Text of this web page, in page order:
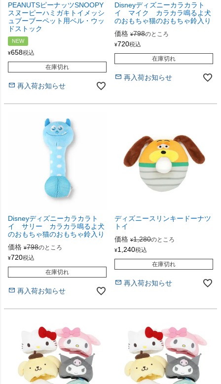
PEANUTSピーナッツSNOOPY
スヌーピーハミガキトイメッシ
ュブーブーペット用ベル・ウッ
ドストック
NEW
¥658税込
在庫切れ
再入荷お知らせ
Disneyディズニーカラカラト
イ マイク カラカラ鳴るよ犬
のおもちゃ猫のおもちゃ鈴入り
価格 ¥798のところ
¥720税込
在庫切れ
再入荷お知らせ
Disneyディズニーカラカラト
イ サリー カラカラ鳴るよ犬
のおもちゃ猫のおもちゃ鈴入り
価格 ¥798のところ
¥720税込
在庫切れ
再入荷お知らせ
ディズニースリンキードーナツ
トイ
価格 ¥1,280のところ
¥1,240税込
在庫切れ
再入荷お知らせ